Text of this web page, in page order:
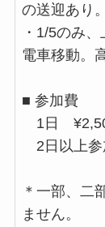
の送迎あり。
・1/5のみ
電車移動。
■ 参加費
1日
2日以上
＊一部、二
ません。